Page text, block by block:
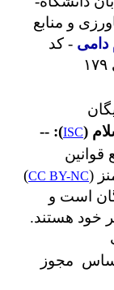
و منابع
دامی - کد
(
ISC
): --
قوانین
(
CC BY-NC
)
است و
خود هستند.
مجوز